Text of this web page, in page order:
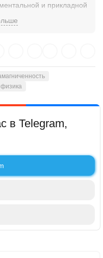
и прикладной
в городе Долгопрудном
в Telegram,